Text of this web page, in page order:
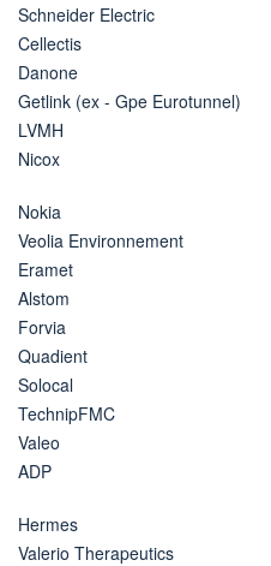
Schneider Electric
Cellectis
Danone
Getlink (ex - Gpe Eurotunnel)
LVMH
Nicox
Nokia
Veolia Environnement
Eramet
Alstom
Forvia
Quadient
Solocal
TechnipFMC
Valeo
ADP
Hermes
Valerio Therapeutics